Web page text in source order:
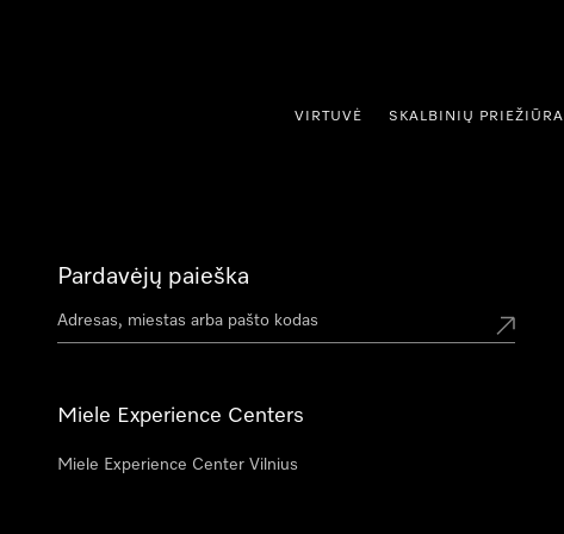
VIRTUVĖ SKALBINIŲ PRIEŽIŪRA
Pardavėjų paieška
Miele Experience Centers
Miele Experience Center Vilnius